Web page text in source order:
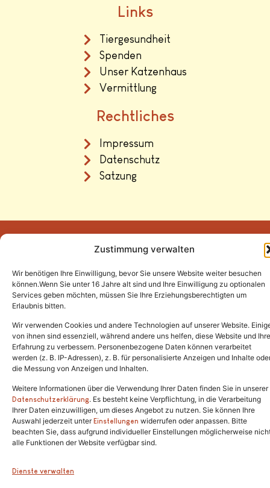
Zustimmung verwalten
Wir benötigen Ihre Einwilligung, bevor Sie unsere Website weiter besuchen
können.Wenn Sie unter 16 Jahre alt sind und Ihre Einwilligung zu optionalen
Services geben möchten, müssen Sie Ihre Erziehungsberechtigten um
Erlaubnis bitten.
Wir verwenden Cookies und andere Technologien auf unserer Website.
von ihnen sind essenziell, während andere uns helfen, diese Website und Ihre
Erfahrung zu verbessern. Personenbezogene Daten können verarbeitet
werden (z. B. IP-Adressen), z. B. für personalisierte Anzeigen und Inhalte
die Messung von Anzeigen und Inhalten.
Weitere Informationen über die Verwendung Ihrer Daten finden Sie in unserer
Datenschutzerklärung. Es besteht keine Verpflichtung, in die Verarbeitung
Ihrer Daten einzuwilligen, um dieses Angebot zu nutzen. Sie können Ihre
Auswahl jederzeit unterEinstellungen widerrufen oder anpassen. Bitte
beachten Sie, dass aufgrund individueller Einstellungen möglicherweise
alle Funktionen der Website verfügbar sind.
Dienste verwalten
Links
Tiergesundheit
Spenden
Unser Katzenhaus
Vermittlung
Rechtliches
Impressum
Datenschutz
Satzung
Copyright © 2024. Alle Rechte vorbehalten.
Tel.:(02646) 915928
info@katzenschutzfreunde.de
Im Brandenfeld 22
53426 Schalkenbach